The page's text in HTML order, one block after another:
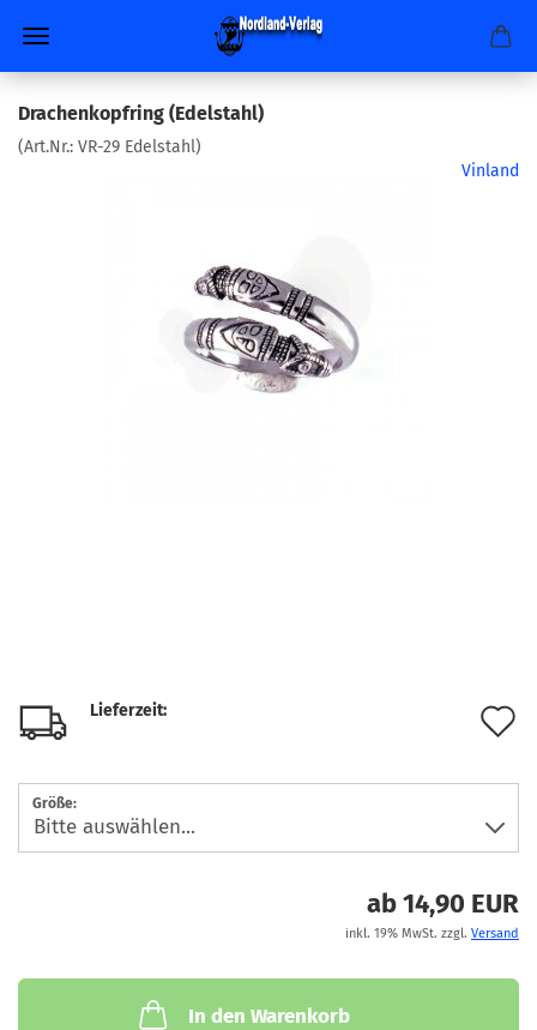
Drachenkopfring (Edelstahl)
(Art.Nr.: VR-29 Edelstahl)
Vinland
Lieferzeit:
Größe:
ab 14,90 EUR
inkl. 19% MwSt. zzgl. Versand
In den Warenkorb